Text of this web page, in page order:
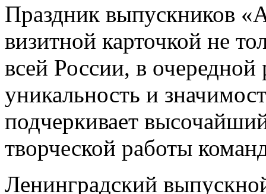
Праздник выпускников
визитной карточкой не
всей России, в
уникальность и
подчеркивает
творческой работы
Ленинградский